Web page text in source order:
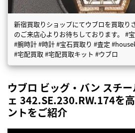
新宿買取りショップにてウブロを買取り
のご来店心よりお待ちしております。 #
#腕時計 #時計 #宝石買取り #査定
#宅配買取 #宅配買取キット #ウブロ
ウブロ ビッグ・バン スチ
ェ 342.SE.230.RW.174を
ントをご紹介